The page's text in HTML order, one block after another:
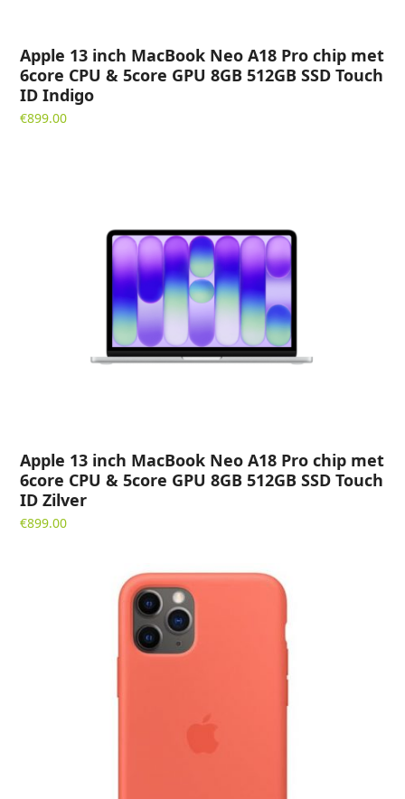
Apple 13 inch MacBook Neo A18 Pro chip met
6core CPU & 5core GPU 8GB 512GB SSD Touch
ID Indigo
€899.00
Apple 13 inch MacBook Neo A18 Pro chip met
6core CPU & 5core GPU 8GB 512GB SSD Touch
ID Zilver
€899.00